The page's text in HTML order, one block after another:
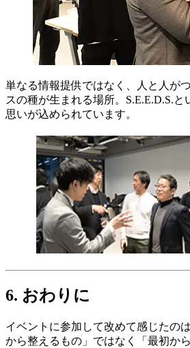
単なる情報提供ではなく、人と人が
スの種が生まれる場所。S.E.E.D.S.
思いが込められています。
6. おわりに
イベントに参加して改めて感じたの
から整えるもの」ではなく「最初か